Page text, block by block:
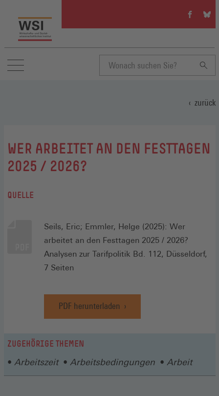
WSI
auf
(Öffnet
in
einem
neuen
WSI
auf
in
zurück
:
WER ARBEITET AN DEN FESTTAGEN
2025 / 2026?
QUELLE
Seils, Eric; Emmler, Helge (2025): Wer
arbeitet an den Festtagen 2025 / 2026?
Analysen zur Tarifpolitik Bd. 112, Düsseldorf,
7 Seiten
PDF herunterladen
ZUGEHÖRIGE THEMEN
Arbeitszeit Arbeitsbedingungen Arbeit